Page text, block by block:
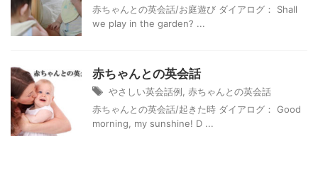
赤ちゃんとの英会話/お庭遊び ダイアログ： Shall
we play in the garden? ...
赤ちゃんとの英会話
やさしい英会話例 赤ちゃんとの英会話
赤ちゃんとの英会話/起きた時 ダイアログ： Good
morning, my sunshine! D ...